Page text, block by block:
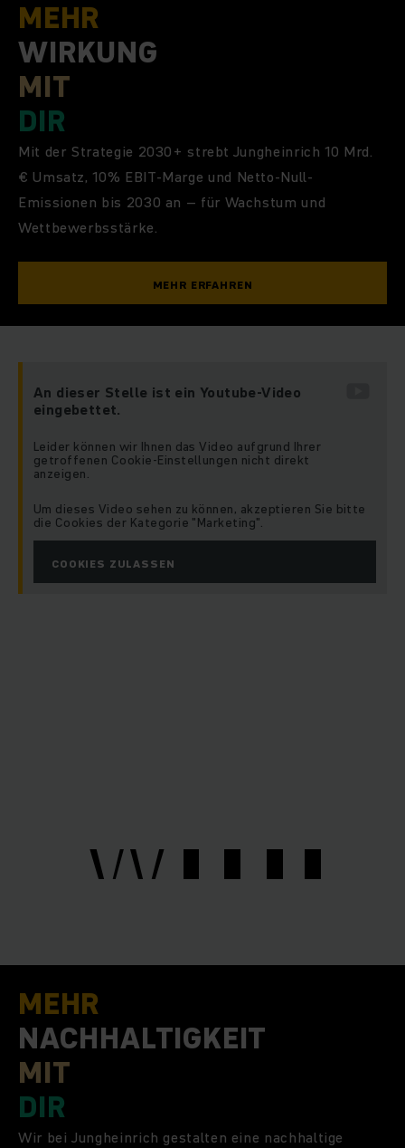
MEHR
WIRKUNG
MIT
DIR
Mit der Strategie 2030+ strebt Jungheinrich 10 Mrd.
€ Umsatz, 10% EBIT-Marge und Netto-Null-
Emissionen bis 2030 an – für Wachstum und
Wettbewerbsstärke.
MEHR ERFAHREN
An dieser Stelle ist ein Youtube-Video
eingebettet.
Leider können wir Ihnen das Video aufgrund Ihrer
getroffenen Cookie-Einstellungen nicht direkt
anzeigen.
Um dieses Video sehen zu können, akzeptieren Sie bitte
die Cookies der Kategorie "Marketing".
COOKIES ZULASSEN
WITH
WITH
MEHR
NACHHALTIGKEIT
MIT
DIR
Wir bei Jungheinrich gestalten eine nachhaltige